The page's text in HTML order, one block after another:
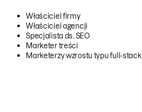
Właściciel firmy
Właściciel agencji
Specjalista ds. SEO
Marketer treści
Marketerzy wzrostu typu full-stack